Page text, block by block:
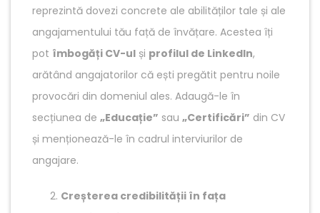
reprezintă dovezi concrete ale abilităților tale și ale
angajamentului tău față de învățare. Acestea îți
pot îmbogăți CV-ul și profilul de LinkedIn,
arătând angajatorilor că ești pregătit pentru noile
provocări din domeniul ales. Adaugă-le în
secțiunea de „Educație” sau „Certificări” din CV
și menționează-le în cadrul interviurilor de
angajare.
Creșterea credibilității în fața